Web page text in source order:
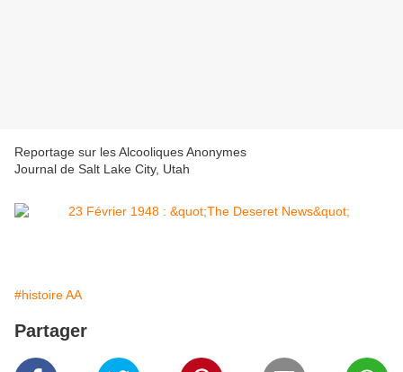
Reportage sur les Alcooliques Anonymes
Journal de Salt Lake City, Utah
#histoire AA
Partager